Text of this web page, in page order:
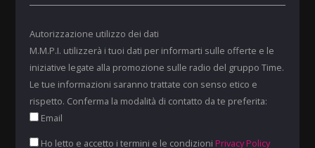
Autorizzazione utilizzo dei dati
M.M.P.I. utilizzerà i tuoi dati per informarti sulle offerte e le
iniziative legate alla promozione sulle radio del gruppo Time.
Le tue informazioni saranno trattate con senso etico e
rispetto. Conferma la modalità di contatto da te preferita:
Email
Ho letto e accetto i termini e le condizioni Privacy Policy